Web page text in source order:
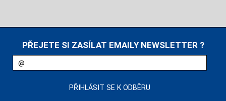
PŘEJETE SI ZASÍLAT EMAILY NEWSLETTER ?